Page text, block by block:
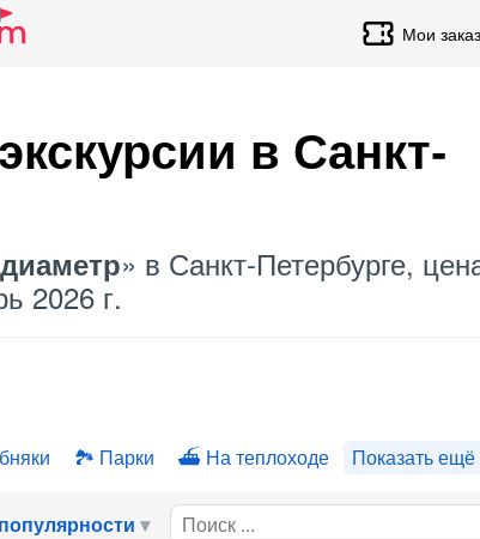
Мои
в Санкт-
» в Санкт-Петербурге,
2026 г.
Парки На теплоходе Показать ещё